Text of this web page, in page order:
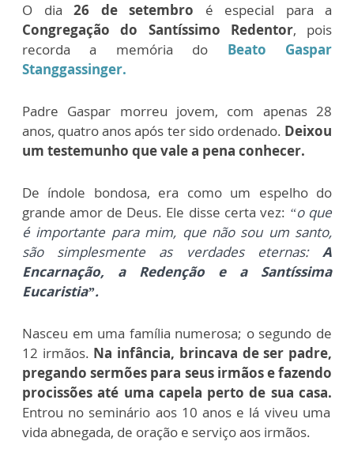
O dia 26 de setembro é especial para a
Congregação do Santíssimo Redentor, pois
recorda a memória do Beato Gaspar
Stanggassinger.
Padre Gaspar morreu jovem, com apenas 28
anos, quatro anos após ter sido ordenado. Deixou
um testemunho que vale a pena conhecer.
De índole bondosa, era como um espelho do
grande amor de Deus. Ele disse certa vez: “o que
é importante para mim, que não sou um santo,
são simplesmente as verdades eternas: A
Encarnação, a Redenção e a Santíssima
Eucaristia”.
Nasceu em uma família numerosa; o segundo de
12 irmãos. Na infância, brincava de ser padre,
pregando sermões para seus irmãos e fazendo
procissões até uma capela perto de sua casa.
Entrou no seminário aos 10 anos e lá viveu uma
vida abnegada, de oração e serviço aos irmãos.